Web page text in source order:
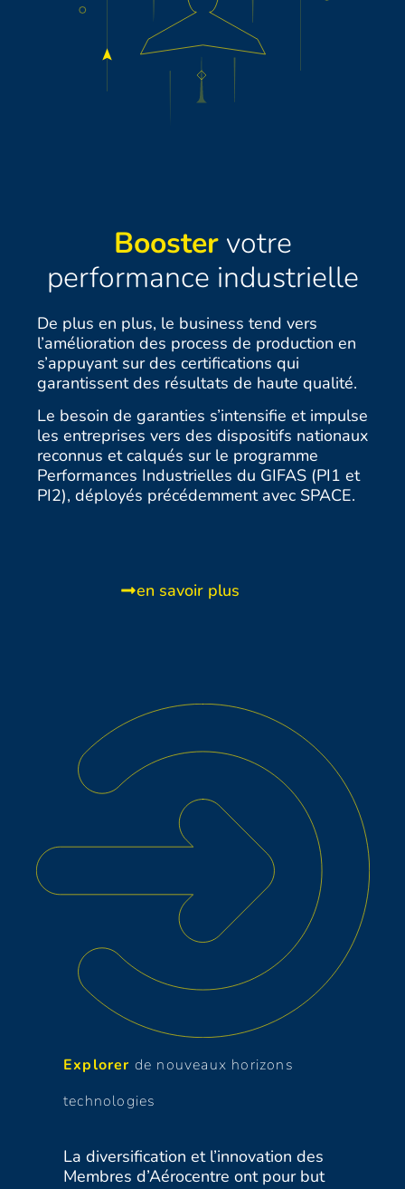
Boostervotre
performance industrielle
De plus en plus, le business tend vers
l’amélioration des process de production en
s’appuyant sur des certifications qui
garantissent des résultats de haute qualité.
Le besoin de garanties s’intensifie et impulse
les entreprises vers des dispositifs nationaux
reconnus etcalqués sur le programme
Performances Industrielles du GIFAS (PI1 et
PI2), déployés précédemment avec SPACE.
en savoir plus
Explorer de nouveaux horizons
technologies
La diversification et l’innovation des
Membres d’Aérocentre ont pour but